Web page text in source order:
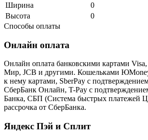
Ширина
0
Высота
0
Способы оплаты
Онлайн оплата
Онлайн оплата банковскими картами Visa,
Мир, JCB и другими. Кошельками
к нему картами, SberPay с
СберБанк Онлайн, T-Pay с
Банка, СБП (Система быстрых платежей
рассрочка от СберБанка.
Яндекс Пэй и Сплит